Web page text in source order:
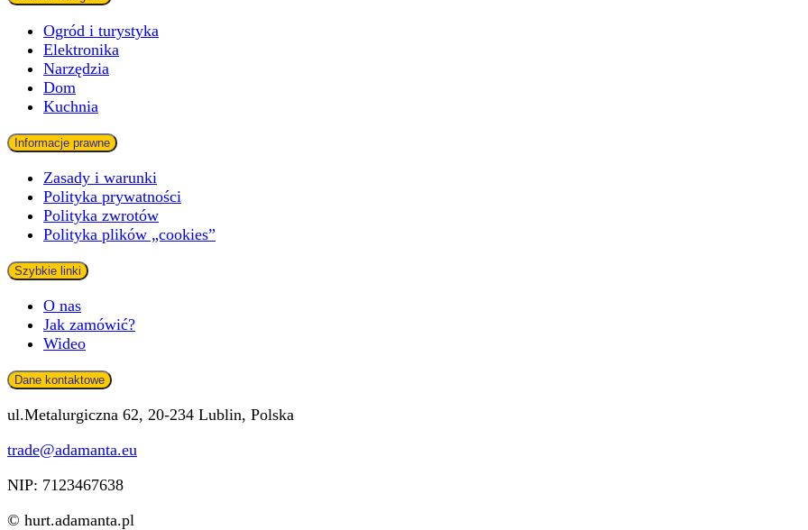
Ogród i turystyka
Elektronika
Narzędzia
Dom
Kuchnia
Informacje prawne
Zasady i warunki
Polityka prywatności
Polityka zwrotów
Polityka plików „cookies”
Szybkie linki
O nas
Jak zamówić?
Wideo
Dane kontaktowe
ul.Metalurgiczna 62, 20-234 Lublin, Polska
trade@adamanta.eu
NIP: 7123467638
© hurt.adamanta.pl